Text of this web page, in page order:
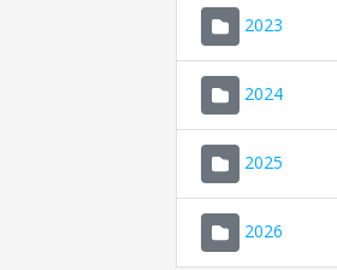
2023
2024
2025
2026